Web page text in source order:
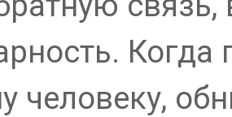
Когда
человеку,